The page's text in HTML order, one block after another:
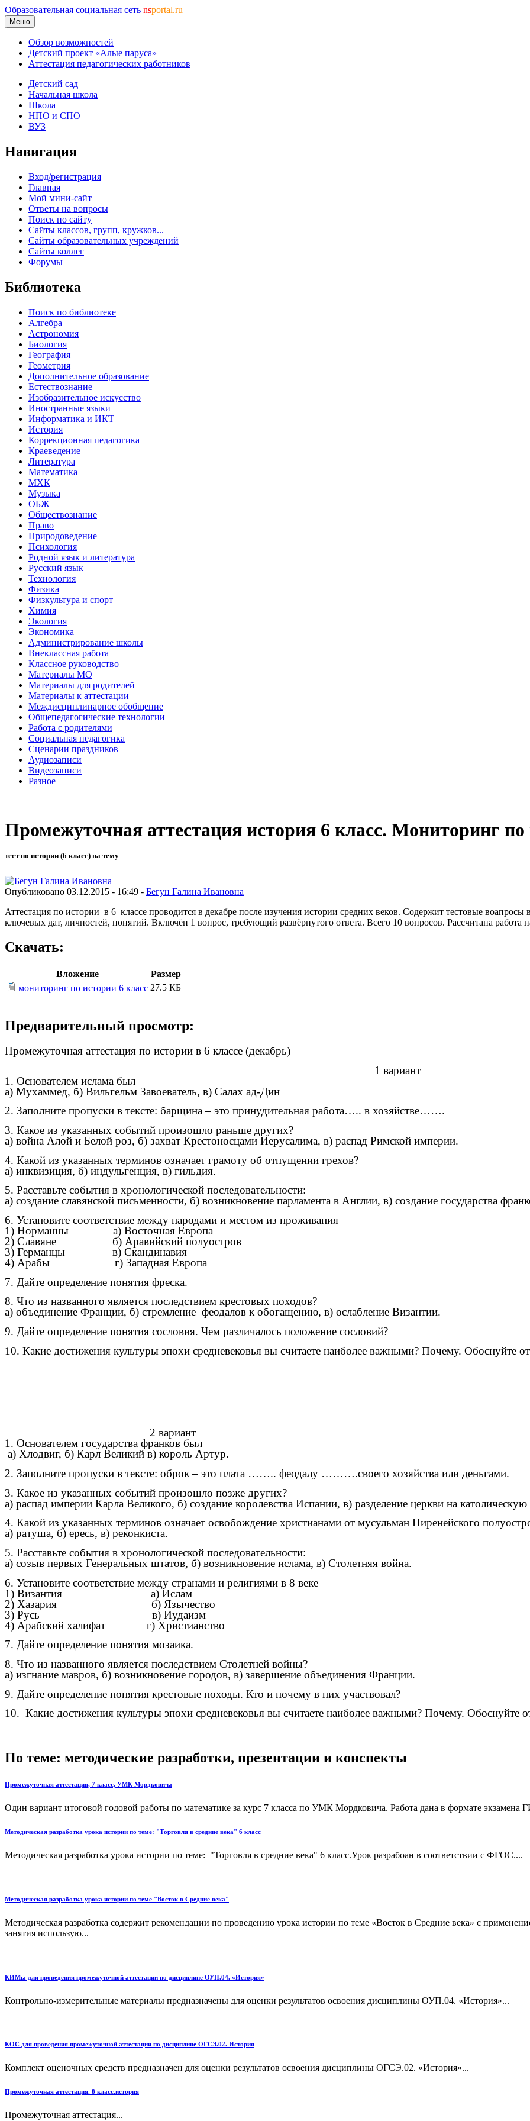
Образовательная социальная сеть nsportal.ru
Меню
Обзор возможностей
Детский проект «Алые паруса»
Аттестация педагогических работников
Детский сад
Начальная школа
Школа
НПО и СПО
ВУЗ
Навигация
Вход/регистрация
Главная
Мой мини-сайт
Ответы на вопросы
Поиск по сайту
Сайты классов, групп, кружков...
Сайты образовательных учреждений
Сайты коллег
Форумы
Библиотека
Поиск по библиотеке
Алгебра
Астрономия
Биология
География
Геометрия
Дополнительное образование
Естествознание
Изобразительное искусство
Иностранные языки
Информатика и ИКТ
История
Коррекционная педагогика
Краеведение
Литература
Математика
МХК
Музыка
ОБЖ
Обществознание
Право
Природоведение
Психология
Родной язык и литература
Русский язык
Технология
Физика
Физкультура и спорт
Химия
Экология
Экономика
Администрирование школы
Внеклассная работа
Классное руководство
Материалы МО
Материалы для родителей
Материалы к аттестации
Междисциплинарное обобщение
Общепедагогические технологии
Работа с родителями
Социальная педагогика
Сценарии праздников
Аудиозаписи
Видеозаписи
Разное
Промежуточная аттестация история 6 класс. Мониторинг по
тест по истории (6 класс) на тему
Опубликовано 03.12.2015 - 16:49 - Бегун Галина Ивановна
Аттестация по истории в 6 классе проводится в декабре после изучения истории средних веков. Содержит тестовые
ключевых дат, личностей, понятий. Включён 1 вопрос, требующий развёрнутого ответа. Всего 10 вопросов. Рассчитана работа
Скачать:
Вложение
Размер
мониторинг по истории 6 класс 27.5 КБ
Предварительный просмотр:
Промежуточная аттестация по истории в 6 классе (декабрь)
1 вариант
1. Основателем ислама был
а) Мухаммед, б) Вильгельм Завоеватель, в) Салах ад-Дин
2. Заполните пропуски в тексте: барщина – это принудительная работа….. в хозяйстве…….
3. Какое из указанных событий произошло раньше других?
а) война Алой и Белой роз, б) захват Крестоносцами Иерусалима, в) распад Римской империи.
4. Какой из указанных терминов означает грамоту об отпущении грехов?
а) инквизиция, б) индульгенция, в) гильдия.
5. Расставьте события в хронологической последовательности:
а) создание славянской письменности, б) возникновение парламента в Англии, в) создание государства
6. Установите соответствие между народами и местом из проживания
1) Норманны а) Восточная Европа
2) Славяне б) Аравийский полуостров
3) Германцы в) Скандинавия
4) Арабы г) Западная Европа
7. Дайте определение понятия фреска.
8. Что из названного является последствием крестовых походов?
а) объединение Франции, б) стремление феодалов к обогащению, в) ослабление Византии.
9. Дайте определение понятия сословия. Чем различалось положение сословий?
10. Какие достижения культуры эпохи средневековья вы считаете наиболее важными? Почему. Обоснуйте
2 вариант
1. Основателем государства франков был
а) Хлодвиг, б) Карл Великий в) король Артур.
2. Заполните пропуски в тексте: оброк – это плата …….. феодалу ……….своего хозяйства или деньгами.
3. Какое из указанных событий произошло позже других?
а) распад империи Карла Великого, б) создание королевства Испании, в) разделение церкви на
4. Какой из указанных терминов означает освобождение христианами от мусульман Пиренейского
а) ратуша, б) ересь, в) реконкиста.
5. Расставьте события в хронологической последовательности:
а) созыв первых Генеральных штатов, б) возникновение ислама, в) Столетняя война.
6. Установите соответствие между странами и религиями в 8 веке
1) Византия а) Ислам
2) Хазария б) Язычество
3) Русь в) Иудаизм
4) Арабский халифат г) Христианство
7. Дайте определение понятия мозаика.
8. Что из названного является последствием Столетней войны?
а) изгнание мавров, б) возникновение городов, в) завершение объединения Франции.
9. Дайте определение понятия крестовые походы. Кто и почему в них участвовал?
10. Какие достижения культуры эпохи средневековья вы считаете наиболее важными? Почему. Обоснуйте
По теме: методические разработки, презентации и конспекты
Промежуточная аттестация, 7 класс, УМК Мордковича
Один вариант итоговой годовой работы по математике за курс 7 класса по УМК Мордковича. Работа дана в формате экзамена
Методическая разработка урока истории по теме: "Торговля в средние века" 6 класс
Методическая разработка урока истории по теме: "Торговля в средние века" 6 класс.Урок разрабоан в соответствии с ФГОС....
Методическая разработка урока истории по теме "Восток в Средние века"
Методическая разработка содержит рекомендации по проведению урока истории по теме «Восток в Средние века» с
занятия использую...
КИМы для проведения промежуточной аттестации по дисциплине ОУП.04. «История»
Контрольно-измерительные материалы предназначены для оценки результатов освоения дисциплины ОУП.04. «История»...
КОС для проведения промежуточной аттестации по дисциплине ОГСЭ.02. История
Комплект оценочных средств предназначен для оценки результатов освоения дисциплины ОГСЭ.02. «История»...
Промежуточная аттестация. 8 класс.история
Промежуточная аттестация...